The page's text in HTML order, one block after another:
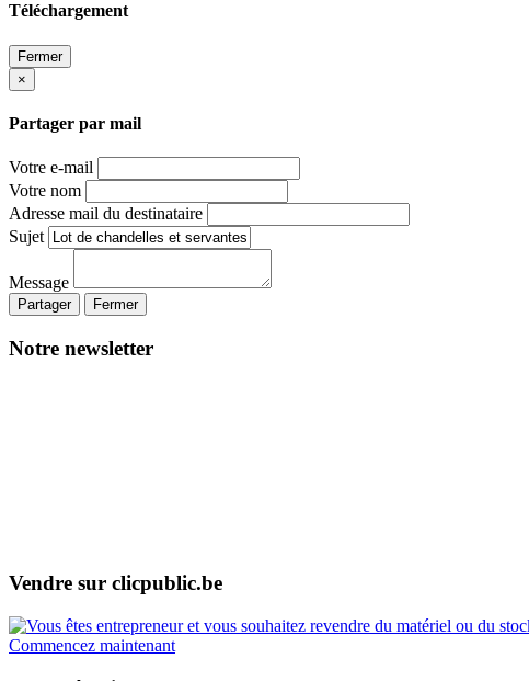
Téléchargement
Fermer
×
Partager par mail
Votre e-mail
Votre nom
Adresse mail du destinataire
Sujet
Message
Partager Fermer
Notre newsletter
Vendre sur clicpublic.be
Commencez maintenant